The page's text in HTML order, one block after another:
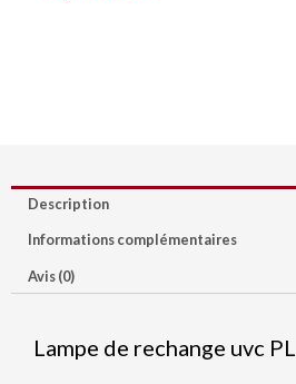
Description
Informations complémentaires
Avis (0)
Lampe de rechange uvc PL